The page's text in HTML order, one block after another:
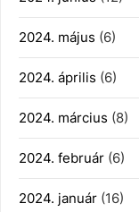
2024. május (6)
2024. április (6)
2024. március (8)
2024. február (6)
2024. január (16)